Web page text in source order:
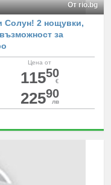
От rio.bg
Солун! 2 нощувки,
за
Цена от
11550
€
22590
лв